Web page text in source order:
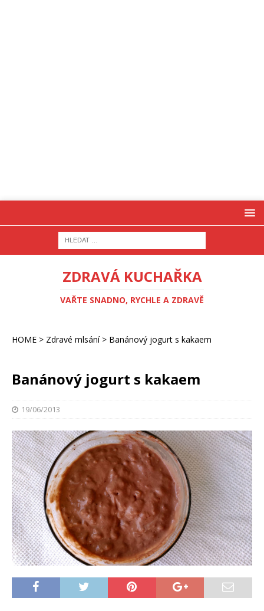
ZDRAVÁ KUCHAŘKA
VAŘTE SNADNO, RYCHLE A ZDRAVĚ
HOME > Zdravé mlsání> Banánový jogurt s kakaem
Banánový jogurt s kakaem
19/06/2013